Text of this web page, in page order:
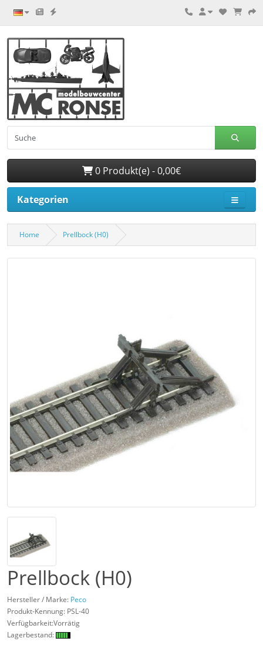
0 Produkt(e) - 0,00€
Kategorien
Home Prellbock (H0)
Prellbock (H0)
Hersteller / Marke: Peco
Produkt-Kennung: PSL-40
Verfügbarkeit:Vorrätig
Lagerbestand: